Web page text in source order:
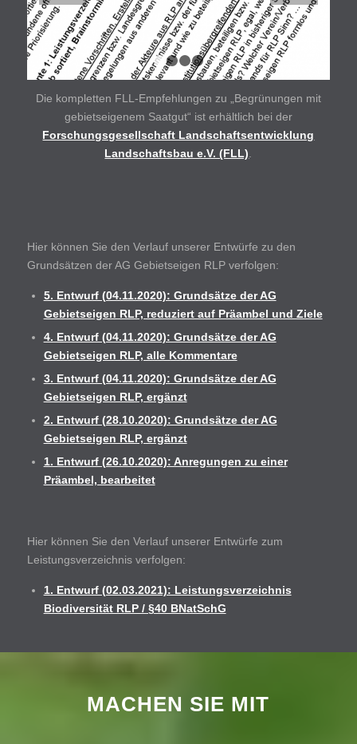
1 2 3 4
Die kompletten FLL-Empfehlungen zu „Begrünungen mit
gebietseigenem Saatgut“ ist erhältlich bei der
Forschungsgesellschaft Landschaftsentwicklung
Landschaftsbau e.V. (FLL)
Hier können Sie den Verlauf unserer Entwürfe zu den
Grundsätzen der AG Gebietseigen RLP verfolgen:
5. Entwurf (04.11.2020): Grundsätze der AG
Gebietseigen RLP, reduziert auf Präambel und Ziele
4. Entwurf (04.11.2020): Grundsätze der AG
Gebietseigen RLP, alle Kommentare
3. Entwurf (04.11.2020): Grundsätze der AG
Gebietseigen RLP, ergänzt
2. Entwurf (28.10.2020): Grundsätze der AG
Gebietseigen RLP, ergänzt
1. Entwurf (26.10.2020): Anregungen zu einer
Präambel, bearbeitet
Hier können Sie den Verlauf unserer Entwürfe zum
Leistungsverzeichnis verfolgen:
1. Entwurf (02.03.2021): Leistungsverzeichnis
Biodiversität RLP / §40 BNatSchG
MACHEN SIE MIT